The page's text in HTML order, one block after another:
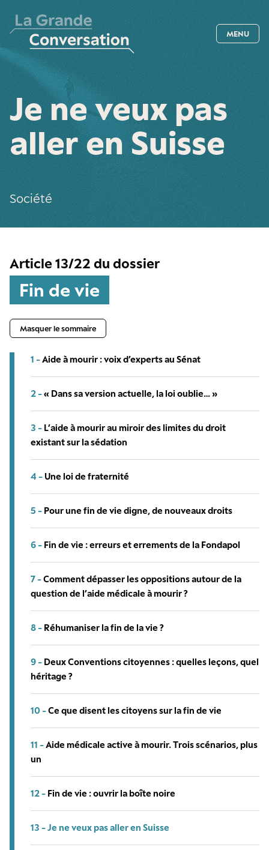
MENU
Je ne veux pas
aller en Suisse
Société
Article 13/22 du dossier
Fin de vie
Masquer le sommaire
1 -Aide à mourir : voix d’experts au Sénat
2 -« Dans sa version actuelle, la loi oublie… »
3 - L’aide à mourir au miroir des limites du droit
existant sur la sédation
4 - Une loi de fraternité
5 - Pour une fin de vie digne, de nouveaux droits
6 - Fin de vie : erreurs et errements de la Fondapol
7 -Comment dépasser les oppositions autour de la
question de l’aide médicale à mourir ?
8 - Réhumaniser la fin de la vie ?
9 - Deux Conventions citoyennes : quelles leçons, quel
héritage ?
10 -Ce que disent les citoyens sur la fin de vie
11 -Aide médicale active à mourir. Trois scénarios, plus
un
12 - Fin de vie : ouvrir la boîte noire
13 -Je ne veux pas aller en Suisse